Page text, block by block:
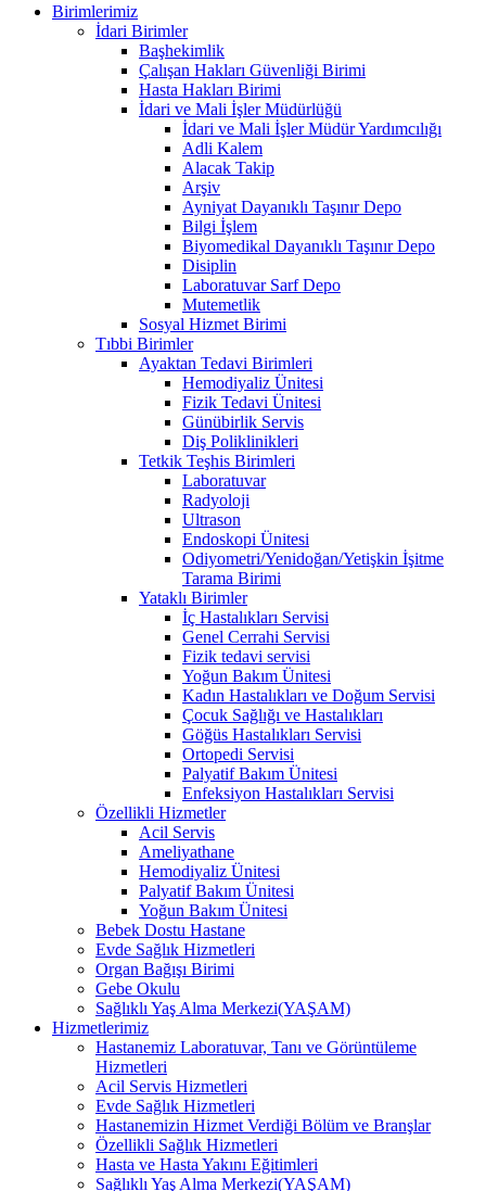
Birimlerimiz
İdari Birimler
Başhekimlik
Çalışan Hakları Güvenliği Birimi
Hasta Hakları Birimi
İdari ve Mali İşler Müdürlüğü
İdari ve Mali İşler Müdür Yardımcılığı
Adli Kalem
Alacak Takip
Arşiv
Ayniyat Dayanıklı Taşınır Depo
Bilgi İşlem
Biyomedikal Dayanıklı Taşınır Depo
Disiplin
Laboratuvar Sarf Depo
Mutemetlik
Sosyal Hizmet Birimi
Tıbbi Birimler
Ayaktan Tedavi Birimleri
Hemodiyaliz Ünitesi
Fizik Tedavi Ünitesi
Günübirlik Servis
Diş Poliklinikleri
Tetkik Teşhis Birimleri
Laboratuvar
Radyoloji
Ultrason
Endoskopi Ünitesi
Odiyometri/Yenidoğan/Yetişkin İşitme
Tarama Birimi
Yataklı Birimler
İç Hastalıkları Servisi
Genel Cerrahi Servisi
Fizik tedavi servisi
Yoğun Bakım Ünitesi
Kadın Hastalıkları ve Doğum Servisi
Çocuk Sağlığı ve Hastalıkları
Göğüs Hastalıkları Servisi
Ortopedi Servisi
Palyatif Bakım Ünitesi
Enfeksiyon Hastalıkları Servisi
Özellikli Hizmetler
Acil Servis
Ameliyathane
Hemodiyaliz Ünitesi
Palyatif Bakım Ünitesi
Yoğun Bakım Ünitesi
Bebek Dostu Hastane
Evde Sağlık Hizmetleri
Organ Bağışı Birimi
Gebe Okulu
Sağlıklı Yaş Alma Merkezi(YAŞAM)
Hizmetlerimiz
Hastanemiz Laboratuvar, Tanı ve Görüntüleme
Hizmetleri
Acil Servis Hizmetleri
Evde Sağlık Hizmetleri
Hastanemizin Hizmet Verdiği Bölüm ve Branşlar
Özellikli Sağlık Hizmetleri
Hasta ve Hasta Yakını Eğitimleri
Sağlıklı Yaş Alma Merkezi(YAŞAM)